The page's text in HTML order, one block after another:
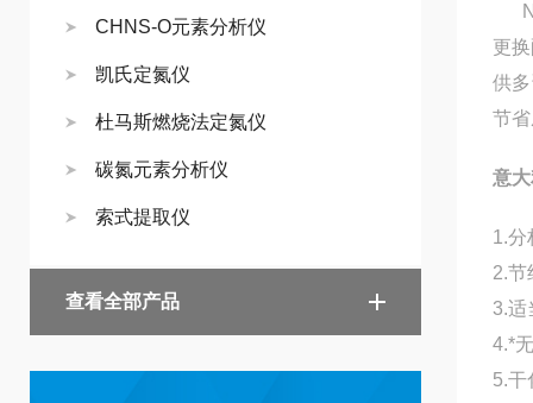
CHNS-O元素分析仪
凯氏定氮仪
杜马斯燃烧法定氮仪
碳氮元素分析仪
索式提取仪
查看全部产品
更
供
节
意
1.分
2.节
3.适
4.*
5.干